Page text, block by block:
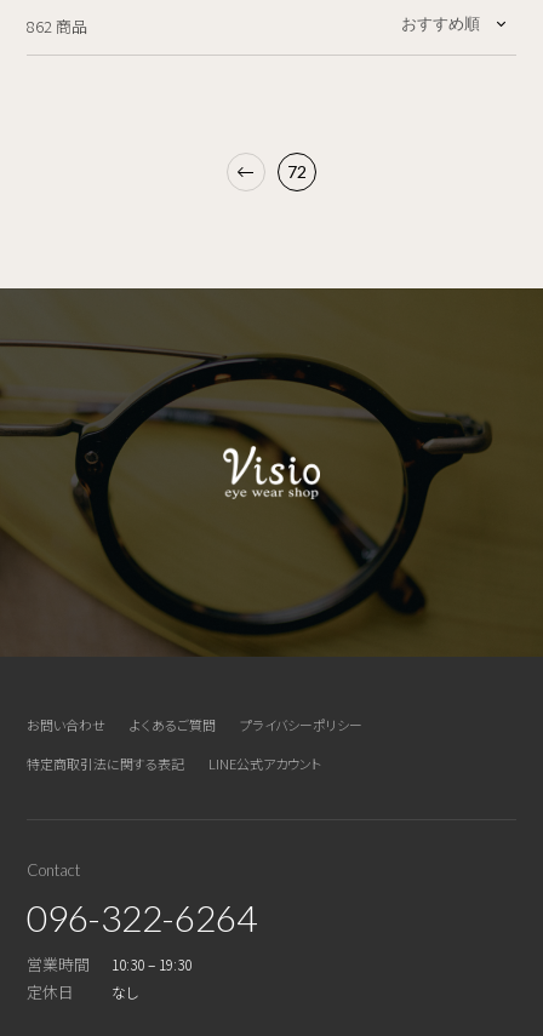
862 商品
72
お問い合わせ よくあるご質問
プライバシーポリシー
特定商取引法に関する表記
LINE公式アカウント
Contact
096-322-6264
営業時間 10:30 – 19:30
定休日 なし